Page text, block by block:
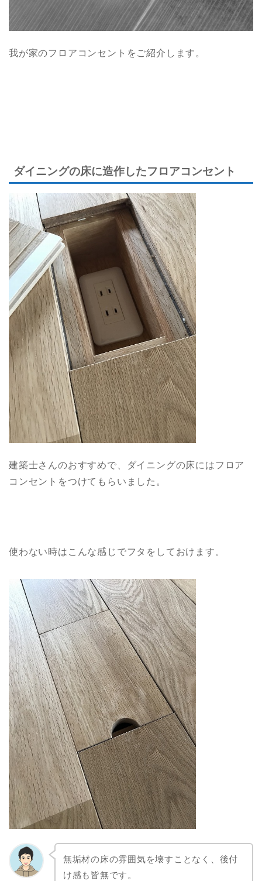
我が家のフロアコンセントをご紹介します。
ダイニングの床に造作したフロアコンセント
建築士さんのおすすめで、ダイニングの床にはフロア
コンセントをつけてもらいました。
使わない時はこんな感じでフタをしておけます。
無垢材の床の雰囲気を壊すことなく、後付
け感も皆無です。